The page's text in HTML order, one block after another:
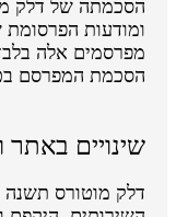
הסכמתה של דלק
ומודעות הפרסומת
מפרסמים אלה
הסכמת המפרסם
שינויים באתר
דלק מוטורס תשנה